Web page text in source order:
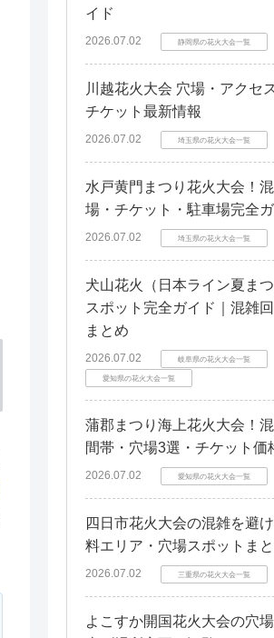
イド
2026.07.02 静岡県の花火大会一覧
川越花火大会 穴場・アクセ
チケット最新情報
2026.07.02 埼玉県の花火大会一覧
水戸黄門まつり花火大会！
場・チケット・駐車場完全
2026.07.02 埼玉県の花火大会一覧
犬山花火（日本ライン夏ま
スポット完全ガイド｜混雑
まとめ
2026.07.02 岐阜県の花火大会一覧
愛知県の花火大会一覧
蒲郡まつり海上花火大会！
間帯・穴場3選・チケット価
2026.07.02 愛知県の花火大会一覧
四日市花火大会の混雑を避
料エリア・穴場スポットま
2026.07.02 三重県の花火大会一覧
よこすか開国花火大会の穴